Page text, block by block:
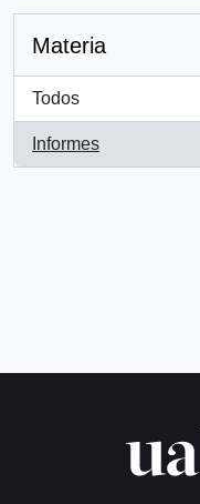
Materia
Todos
Informes
, 1 resultados